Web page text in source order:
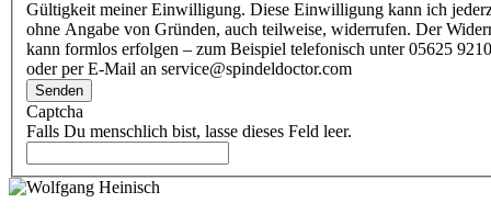
Gültigkeit meiner Einwilligung. Diese Einwilligung kann ich
ohne Angabe von Gründen, auch teilweise, widerrufen. Der
kann formlos erfolgen – zum Beispiel telefonisch unter 05625
oder per E-Mail an service@spindeldoctor.com
Senden
Captcha
Falls Du menschlich bist, lasse dieses Feld leer.